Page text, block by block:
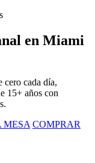
en Miami
cero cada día,
15+ años con
MESA COMPRAR